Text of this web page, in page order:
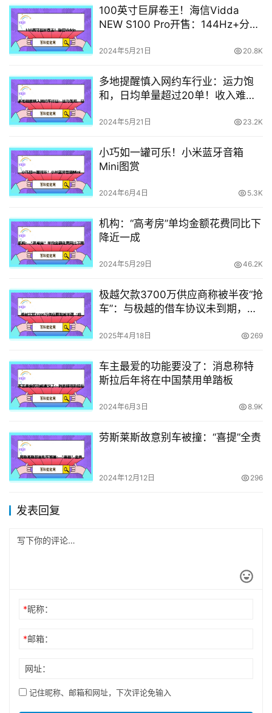
100英寸巨屏卷王！海信Vidda
NEW S100 Pro开售：144Hz+分区
2024年5月21日 20.8K
多地提醒慎入网约车行业：运力饱
和，日均单量超过20单！收入难以
2024年5月21日 23.2K
小巧如一罐可乐！小米蓝牙音箱
Mini图赏
2024年6月4日 5.3K
机构：“高考房”单均金额花费同比下
降近一成
2024年5月29日 46.2K
极越欠款3700万供应商称被半夜“抢
车”：与极越的借车协议未到期，已
2025年4月18日 269
车主最爱的功能要没了：消息称特
斯拉后年将在中国禁用单踏板
2024年6月3日 8.9K
劳斯莱斯故意别车被撞：“喜提”全责
2024年12月12日 296
发表回复
*昵称：
*邮箱：
网址：
记住昵称、邮箱和网址，下次评论免输入